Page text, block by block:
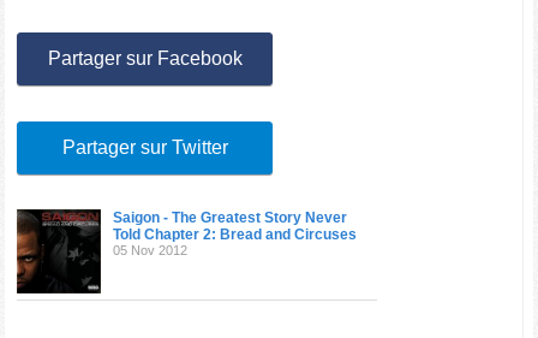
Partager sur Facebook
Partager sur Twitter
Saigon - The Greatest Story Never
Told Chapter 2: Bread and Circuses
05 Nov 2012